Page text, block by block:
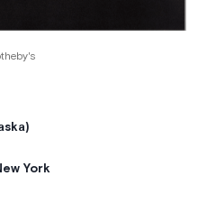
York